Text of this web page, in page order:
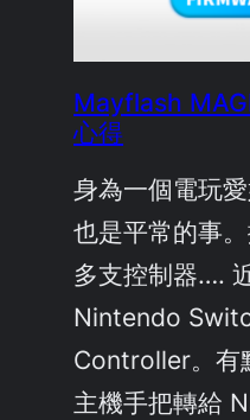
Mayflash
心得
身為一個電玩
也是平常的事
多支控制器….
Nintendo
Controller。有
主機手把轉給